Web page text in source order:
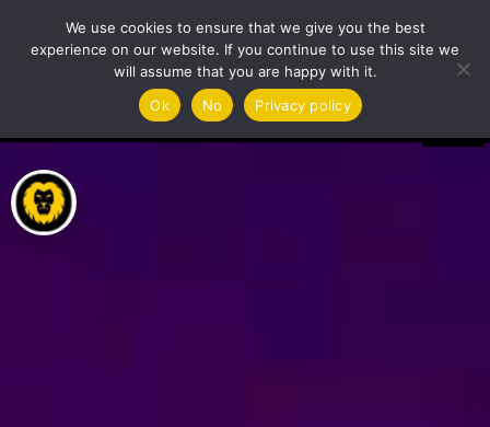
Player
We use cookies to ensure that we give you the best
experience on our website. If you continue to use this site we
will assume that you are happy with it.
Ok
No Privacy policy